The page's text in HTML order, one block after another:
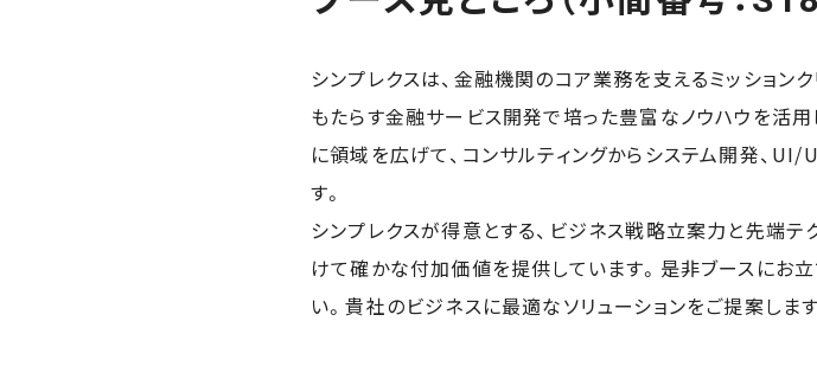
シンプレクスは、金融機関のコア業務を支えるミッション
もたらす金融サービス開発で培った豊富なノウハウを活用
に領域を広げて、コンサルティングからシステム開発、
す。
シンプレクスが得意とする、ビジネス戦略立案力と先端
けて確かな付加価値を提供しています。是非ブースにお
い。貴社のビジネスに最適なソリューションをご提案します